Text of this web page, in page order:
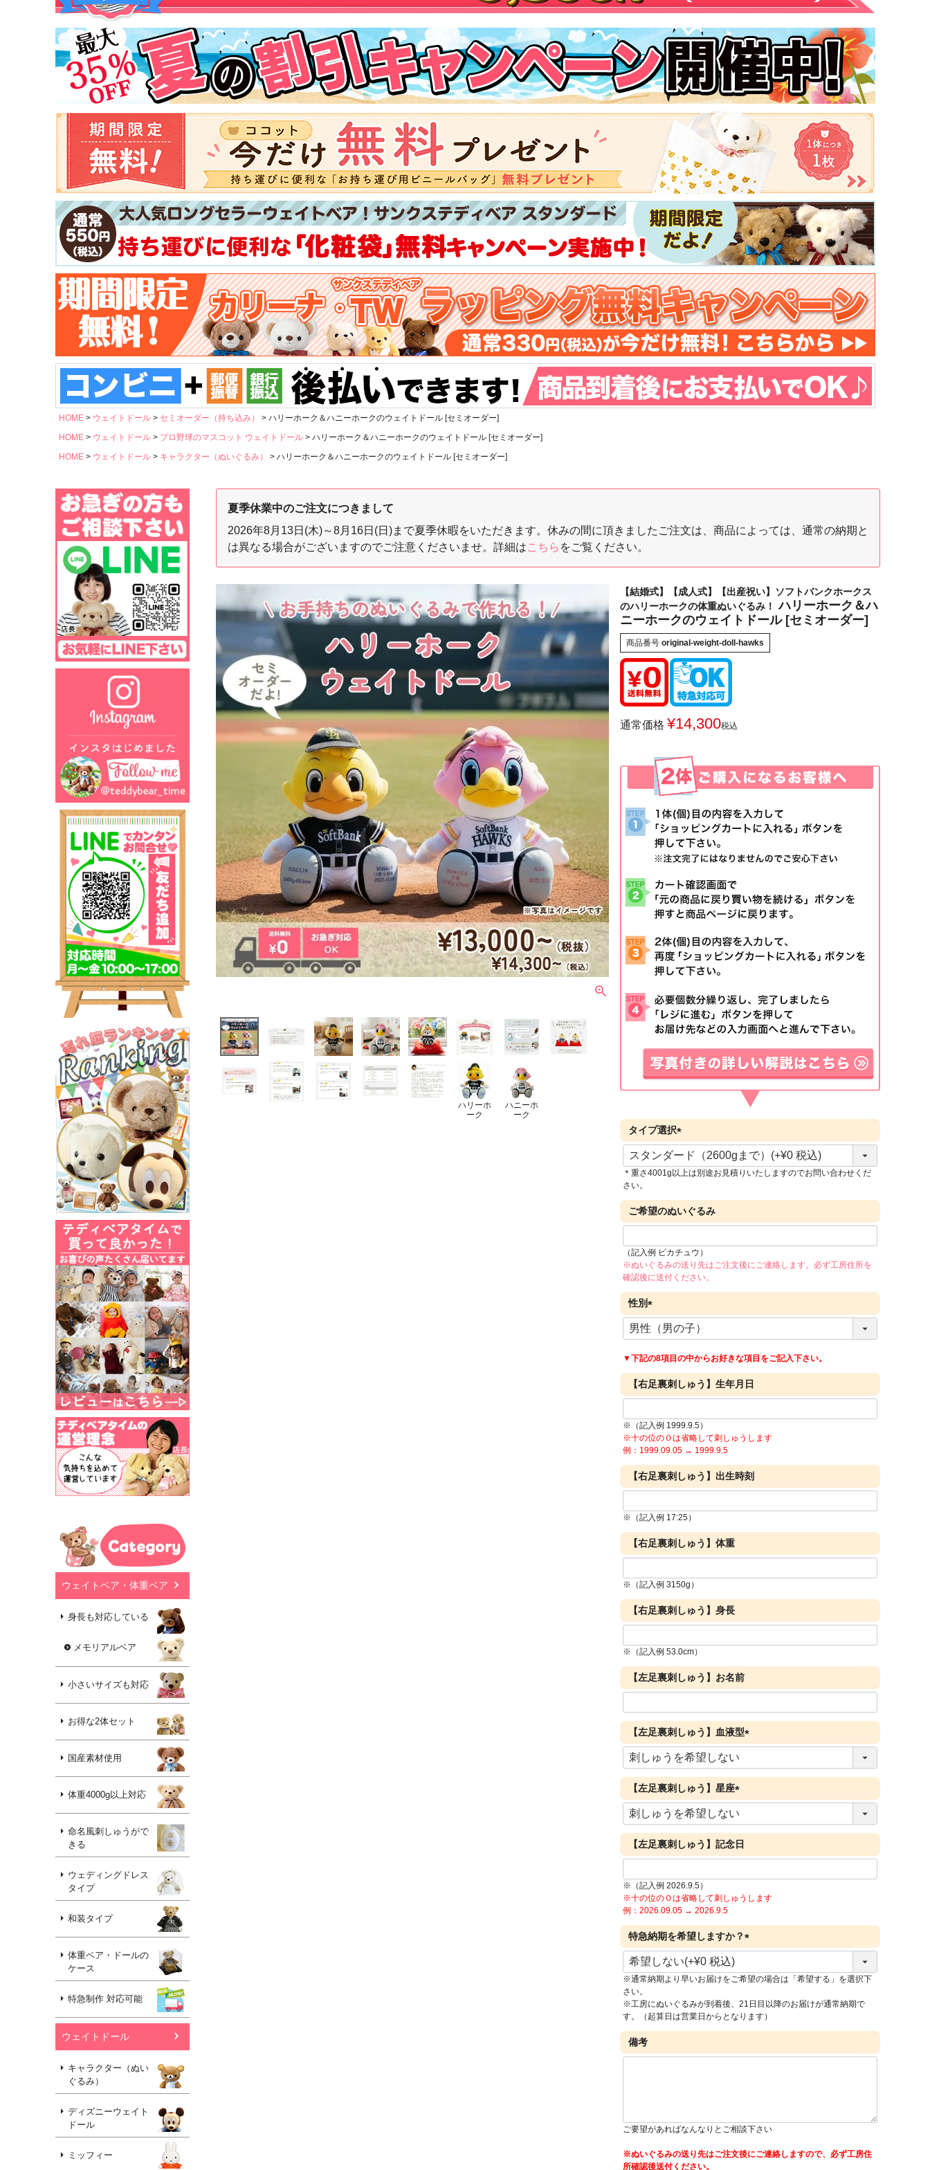
HOME ウェイトドール セミオーダー（持ち込み）
ハリーホーク＆ハニーホークのウェイトドール [セミオーダー]
HOME
ウェイトドール プロ野球のマスコット ウェイトドール
ハリーホーク＆ハニーホークのウェイトドール [セミオーダー]
HOME
ウェイトドール キャラクター（ぬいぐるみ） ハリーホーク＆ハニーホークのウェイトドール [セミオーダー]
ウェイトベア・体重ベア
身長も対応している
メモリアルベア
小さいサイズも対応
お得な2体セット
国産素材使用
体重4000g以上対応
命名風刺しゅうがで
きる
ウェディングドレス
タイプ
和装タイプ
体重ベア・ドールの
ケース
特急制作 対応可能
ウェイトドール
キャラクター（ぬい
ぐるみ）
ディズニーウェイト
ドール
ミッフィー
夏季休業中のご注文につきまして
2026年8月13日(木)～8月16日(日)まで夏季休暇をいただきます。休みの間に頂きましたご注文は、商品によっては、通常の納期と
は異なる場合がございますのでご注意くださいませ。詳細はこちら をご覧ください。
ハリーホ
ーク
ハニーホ
ーク
【結婚式】【成人式】【出産祝い】ソフトバンクホークス
のハリーホークの体重ぬいぐるみ！
ハリーホーク＆ハ
ニーホークのウェイトドール [セミオーダー]
商品番号 original-weight-doll-hawks
通常価格 ¥14,300税込
タイプ選択
(
須
＊重さ4001g以上は別途お見積りいたしますのでお問い合わせくだ
さい。
ご希望のぬいぐるみ
（記入例 ピカチュウ）
※ぬいぐるみの送り先はご注文後にご連絡します。必ず工房住所を
確認後に送付ください。
性別
(
必
)
▼下記の8項目の中からお好きな項目をご記入下さい。
【右足裏刺しゅう】生年月日
※（記入例 1999.9.5）
※十の位の０は省略して刺しゅうします
例：1999.09.05 → 1999.9.5
【右足裏刺しゅう】出生時刻
※（記入例 17:25）
【右足裏刺しゅう】体重
※（記入例 3150g）
【右足裏刺しゅう】身長
※（記入例 53.0cm）
【左足裏刺しゅう】お名前
【左足裏刺しゅう】血液型
(
須
【左足裏刺しゅう】星座
(
須
)
【左足裏刺しゅう】記念日
※（記入例 2026.9.5）
※十の位の０は省略して刺しゅうします
例：2026.09.05 → 2026.9.5
特急納期を希望しますか？
(
須
※通常納期より早いお届けをご希望の場合は「希望する」を選択下
さい。
※工房にぬいぐるみが到着後、21日目以降のお届けが通常納期で
す。（起算日は営業日からとなります）
備考
ご要望があればなんなりとご相談下さい
※ぬいぐるみの送り先はご注文後にご連絡しますので、必ず工房住
所確認後送付ください。